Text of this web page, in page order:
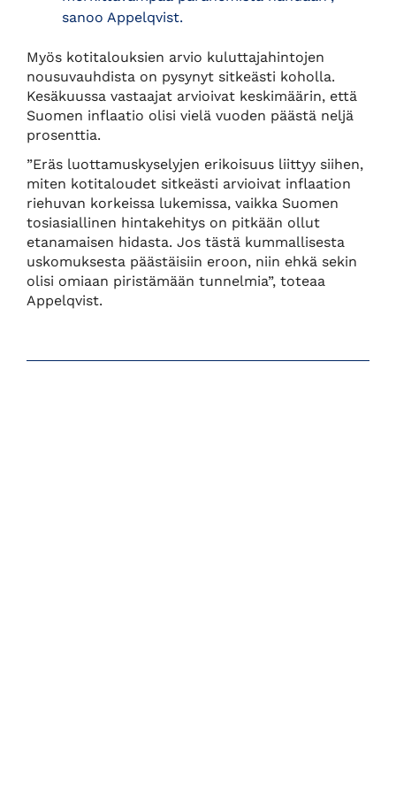
sanoo Appelqvist.
Myös kotitalouksien arvio kuluttajahintojen
nousuvauhdista on pysynyt sitkeästi koholla.
Kesäkuussa vastaajat arvioivat keskimäärin, että
Suomen inflaatio olisi vielä vuoden päästä neljä
prosenttia.
”Eräs luottamuskyselyjen erikoisuus liittyy siihen,
miten kotitaloudet sitkeästi arvioivat inflaation
riehuvan korkeissa lukemissa, vaikka Suomen
tosiasiallinen hintakehitys on pitkään ollut
etanamaisen hidasta. Jos tästä kummallisesta
uskomuksesta päästäisiin eroon, niin ehkä sekin
olisi omiaan piristämään tunnelmia”, toteaa
Appelqvist.